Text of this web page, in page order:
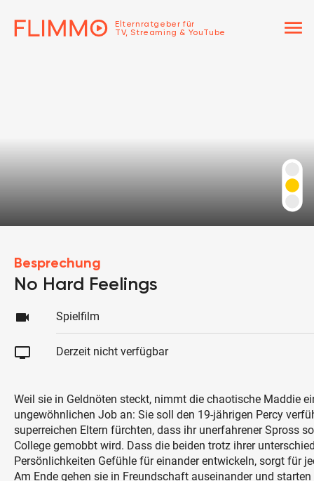
Elternratgeber für
TV, Streaming & YouTube
menu
Besprechung
No Hard Feelings
videocam Spielfilm
tv Derzeit nicht verfügbar
Weil sie in Geldnöten steckt, nimmt die chaotische Maddie
ungewöhnlichen Job an: Sie soll den 19-jährigen Percy
superreichen Eltern fürchten, dass ihr unerfahrener Spross
College gemobbt wird. Dass die beiden trotz ihrer
Persönlichkeiten Gefühle für einander entwickeln, sorgt für
Am Ende gehen sie in Freundschaft auseinander und